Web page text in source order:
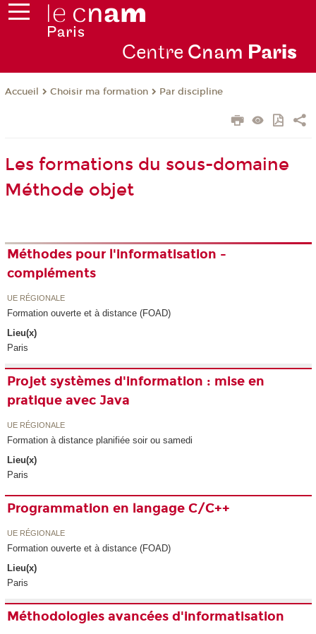
Centre Cnam Paris
Accueil Choisir ma formation Par discipline
Les formations du sous-domaine
Méthode objet
Méthodes pour l'informatisation -
compléments
UE RÉGIONALE
Formation ouverte et à distance (FOAD)
Lieu(x)
Paris
Projet systèmes d'information : mise en
pratique avec Java
UE RÉGIONALE
Formation à distance planifiée soir ou samedi
Lieu(x)
Paris
Programmation en langage C/C++
UE RÉGIONALE
Formation ouverte et à distance (FOAD)
Lieu(x)
Paris
Méthodologies avancées d'informatisation